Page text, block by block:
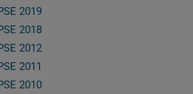
2019
2018
2012
2011
2010